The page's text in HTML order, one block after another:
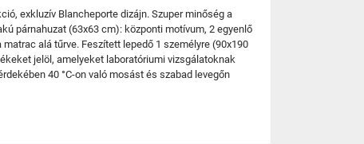
exkluzív Blancheporte dizájn. Szuper minőség a
párnahuzat (63x63 cm): központi motívum, 2 egyenlő
alá tűrve. Feszített lepedő 1 személyre (90x190
jelöl, amelyeket laboratóriumi vizsgálatoknak
40 °C-on való mosást és szabad levegőn